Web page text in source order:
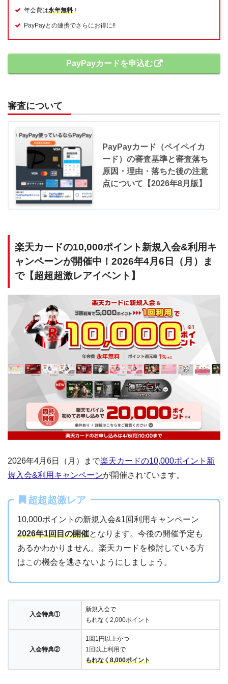
年会費は永年無料 ！
PayPayとの連携でさらにお得に!!
PayPayカードを申込む
審査について
PayPayカード（ペイペイカ
ード）の審査基準と審査落ち
原因・理由・落ちた後の注意
点について【2026年8月版】
楽天カードの10,000ポイント新規入会&利用キ
ャンペーンが開催中！2026年4月6日（月）ま
で【超超超激レアイベント】
2026年4月6日（月）まで楽天カードの10,000ポイント新
規入会&利用キャンペーンが開催されています。
超超超激レア
10,000ポイントの新規入会&1回利用キャンペーン
2026年1回目の開催となります。今後の開催予定も
あるかわかりません。楽天カードを検討している方
はこの機会を逃さないようにしましょう。
入会特典①
新規入会で
もれなく2,000ポイント
入会特典②
1回1円以上かつ
1回以上利用で
もれなく8,000ポイント